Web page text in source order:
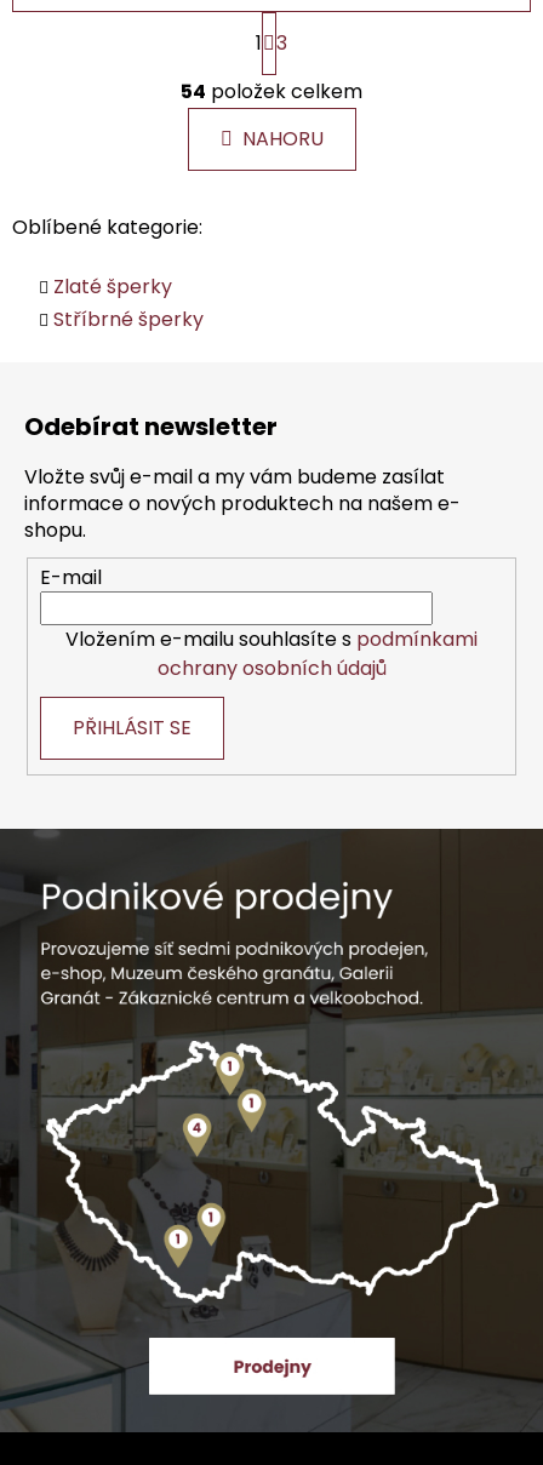
O
v
l
á
d
v
ý
p
i
u
S
t
r
á
n
k
1 3
54 položek celkem
NAHORU
Oblíbené kategorie:
Zlaté šperky
Stříbrné šperky
Odebírat newsletter
Vložte svůj e-mail a my vám budeme zasílat
informace o nových produktech na našem e-
shopu.
E-mail
Vložením e-mailu souhlasíte s podmínkami
ochrany osobních údajů
PŘIHLÁSIT SE